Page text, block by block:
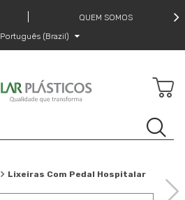
QUEM SOMOS
Português (Brazil)
Lixeiras Com Pedal Hospitalar